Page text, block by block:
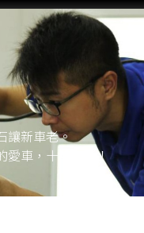
讓新車老。
愛車，十年不老！